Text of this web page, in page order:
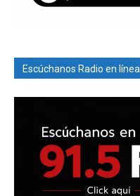
Escúchanos Radio en línea